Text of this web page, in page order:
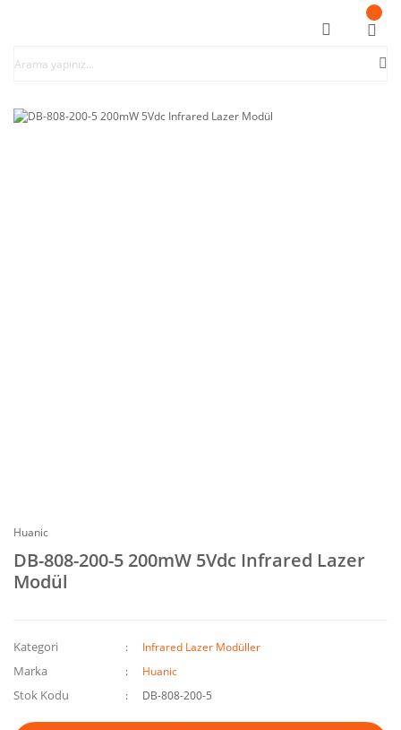
Huanic
DB-808-200-5 200mW 5Vdc Infrared Lazer
Modül
Kategori Infrared Lazer Modüller
Marka Huanic
Stok Kodu DB-808-200-5